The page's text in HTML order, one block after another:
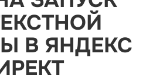
В ЯНДЕКС